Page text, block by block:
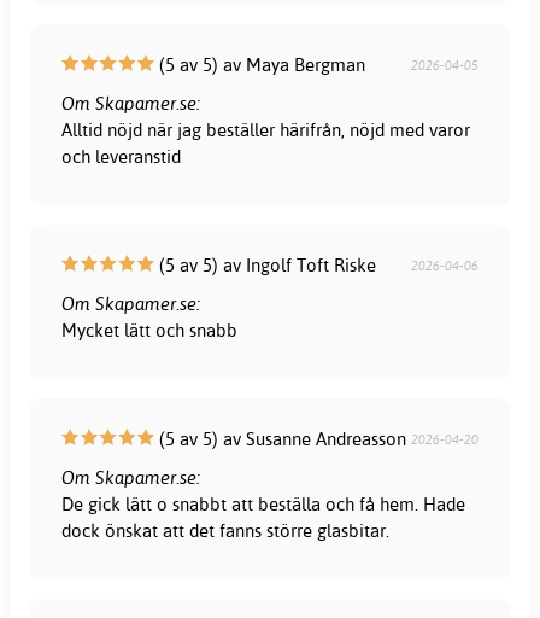
(5 av 5) av Maya Bergman 2026-04-05
Om Skapamer.se:
Alltid nöjd när jag beställer härifrån, nöjd med varor
och leveranstid
(5 av 5) av Ingolf Toft Riske 2026-04-06
Om Skapamer.se:
Mycket lätt och snabb
(5 av 5) av Susanne Andreasson 2026-04-20
Om Skapamer.se:
De gick lätt o snabbt att beställa och få hem. Hade
dock önskat att det fanns större glasbitar.